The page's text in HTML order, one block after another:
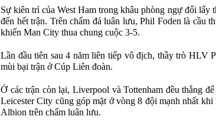
Sự kiên trì của West Ham trong khâu phòng ngự đổi lấy
đến hết trận. Trên chấm đá luân lưu, Phil Foden là cầu
khiến Man City thua chung cuộc 3-5.
Lần đầu tiên sau 4 năm liên tiếp vô địch, thầy trò HLV
mùi bại trận ở Cúp Liên đoàn.
Ở các trận còn lại, Liverpool và Tottenham đều thắng
Leicester City cũng góp mặt ở vòng 8 đội mạnh nhất
Albion trên chấm luân lưu.